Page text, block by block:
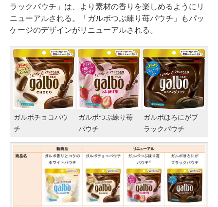
ラックパウチ」は、より素材の香りを楽しめるようにリ
ニューアルされる。「ガルボつぶ練り苺パウチ」もパッ
ケージのデザインがリニューアルされる。
ガルボチョコパウ
チ
ガルボつぶ練り苺
パウチ
ガルボほろにがブ
ラックパウチ